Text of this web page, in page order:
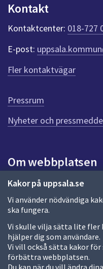
Kakor på uppsala.se
Vi använder nödvändiga
ska fungera.
Vi skulle vilja sätta lite
hjälper dig som användare.
Vi vill också sätta kakor
förbättra webbplatsen.
Du kan när du vill ändra
k
t
e
r
f
ö
r
e
n
n
a
d
a
Kontakt
Kontaktcenter: 018-727
E-post:
Fler kontaktvägar
Pressrum
Nyheter och
Om webbplatsen
Om webbplatsen
Allmänna handlingar
Behandling av
Kakor
Språk (other languages)